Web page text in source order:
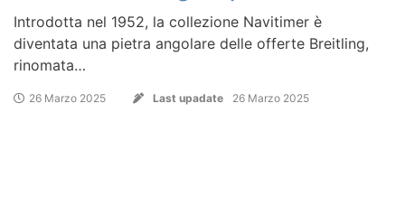
Introdotta nel 1952, la collezione Navitimer è
diventata una pietra angolare delle offerte Breitling,
rinomata…
26 Marzo 2025 Last upadate 26 Marzo 2025